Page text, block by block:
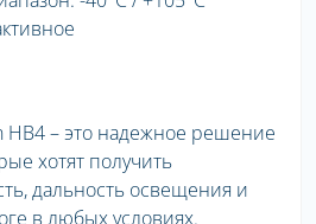
HB4 – это надежное решение
хотят получить
дальность освещения и
в любых условиях.